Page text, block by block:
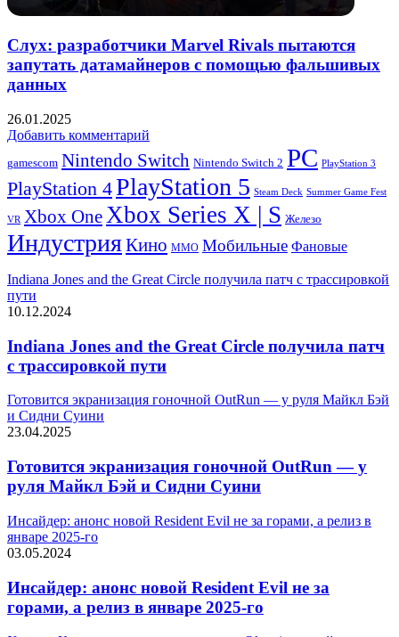
Слух: разработчики Marvel Rivals пытаются
запутать датамайнеров с помощью фальшивых
данных
26.01.2025
Добавить комментарий
gamescom Nintendo Switch Nintendo Switch 2 PC PlayStation 3
PlayStation 4PlayStation 5 Steam Deck Summer Game Fest
VR Xbox OneXbox Series X | S Железо
ИндустрияКино ММО Мобильные Фановые
Indiana Jones and the Great Circle получила патч c трассировкой
пути
10.12.2024
Indiana Jones and the Great Circle получила патч
c трассировкой пути
Готовится экранизация гоночной OutRun — у руля Майкл Бэй
и Сидни Суини
23.04.2025
Готовится экранизация гоночной OutRun — у
руля Майкл Бэй и Сидни Суини
Инсайдер: анонс новой Resident Evil не за горами, а релиз в
январе 2025-го
03.05.2024
Инсайдер: анонс новой Resident Evil не за
горами, а релиз в январе 2025-го